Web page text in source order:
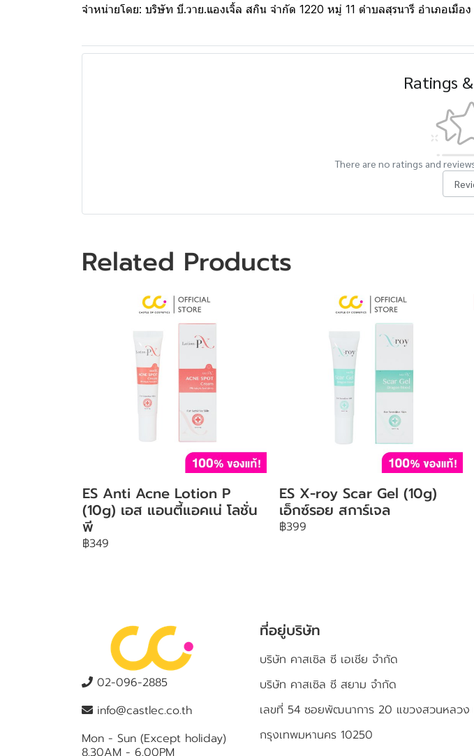
จำหน่ายโดย: บริษัท บี.วาย.แองเจิ้ล สกิน จำกัด 1220 หมู่ 11 ตำบลสุรนารี อำเภอเ
Ratings
There are no ratings and
Related Products
ES Anti Acne Lotion P
(10g) เอส แอนตี้แอคเน่ โลชั่น
พี
฿349
ES X-roy Scar Gel (10g)
เอ็กซ์รอย สการ์เจล
฿399
02-096-2885
info@castlec.co.th
Mon - Sun (Except holiday)
8.30AM - 6.00PM
ที่อยู่บริษัท
บริษัท คาสเซิล ซี เอเชีย จำกัด
บริษัท คาสเซิล ซี สยาม จำกัด
เลขที่ 54 ซอยพัฒนาการ 20 แขวงสวนหลวง
กรุงเทพมหานคร 10250